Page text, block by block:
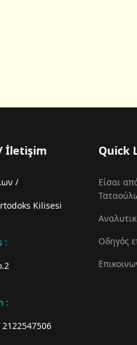
İletişim
/
Kilisesi
:
:
Quick
Είσαι
Οδηγός